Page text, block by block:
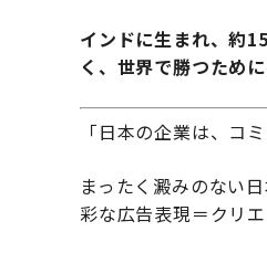
インドに生まれ、約
く、世界で勝つため
「日本の企業は、コ
まったく澱みのない
彩な広告表現＝クリ